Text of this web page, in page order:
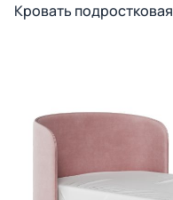
Кровать подростковая